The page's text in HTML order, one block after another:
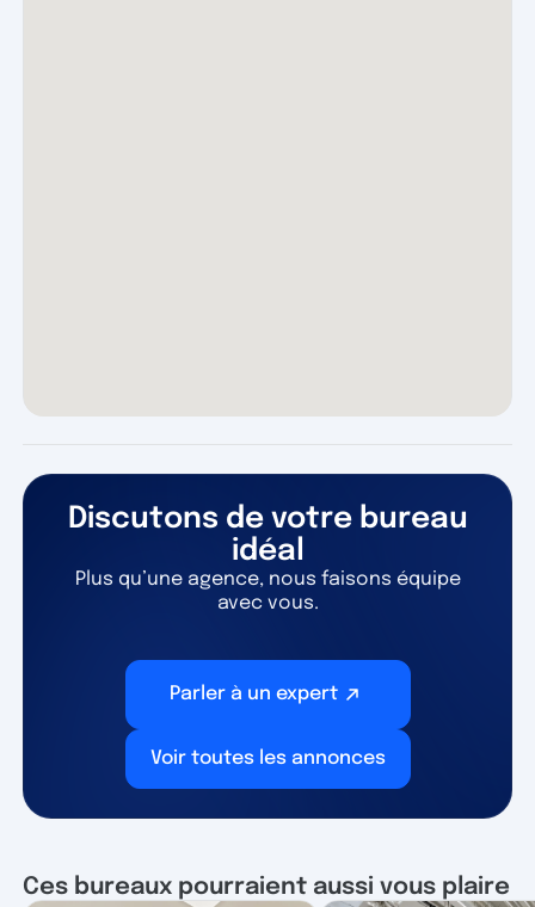
Discutons de votre bureau
idéal
Plus qu’une agence, nous faisons équipe
avec vous.
Parler à un expert
Voir toutes les annonces
Ces bureaux pourraient aussi vous plaire